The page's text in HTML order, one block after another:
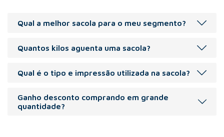
Qual a melhor sacola para o meu segmento?
acessórios, calçados, alimentação, cosméticos.
Quantos kilos aguenta uma sacola?
Qual é o tipo e impressão utilizada na sacola?
menores), flexografia(volumes maiores), carimbo manual
Ganho desconto comprando em grande
quantidade?